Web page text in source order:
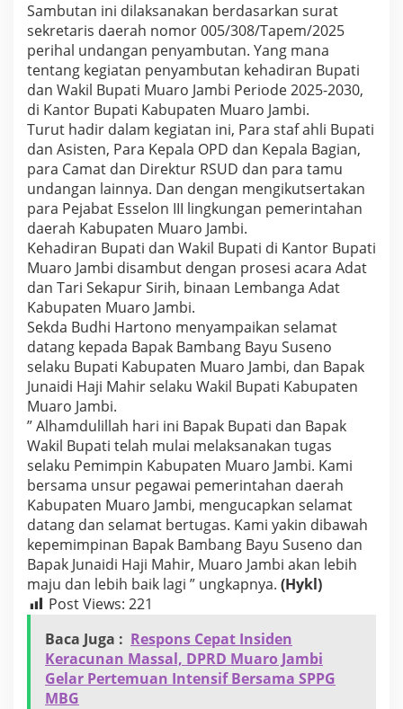
a
p
u
r
i
r
i
h
Sambutan ini dilaksanakan berdasarkan surat
sekretaris daerah nomor 005/308/Tapem/2025
perihal undangan penyambutan. Yang mana
tentang kegiatan penyambutan kehadiran Bupati
dan Wakil Bupati Muaro Jambi Periode 2025-2030,
di Kantor Bupati Kabupaten Muaro Jambi.
Turut hadir dalam kegiatan ini, Para staf ahli Bupati
dan Asisten, Para Kepala OPD dan Kepala Bagian,
para Camat dan Direktur RSUD dan para tamu
undangan lainnya. Dan dengan mengikutsertakan
para Pejabat Esselon III lingkungan pemerintahan
daerah Kabupaten Muaro Jambi.
Kehadiran Bupati dan Wakil Bupati di Kantor Bupati
Muaro Jambi disambut dengan prosesi acara Adat
dan Tari Sekapur Sirih, binaan Lembanga Adat
Kabupaten Muaro Jambi.
Sekda Budhi Hartono menyampaikan selamat
datang kepada Bapak Bambang Bayu Suseno
selaku Bupati Kabupaten Muaro Jambi, dan Bapak
Junaidi Haji Mahir selaku Wakil Bupati Kabupaten
Muaro Jambi.
” Alhamdulillah hari ini Bapak Bupati dan Bapak
Wakil Bupati telah mulai melaksanakan tugas
selaku Pemimpin Kabupaten Muaro Jambi. Kami
bersama unsur pegawai pemerintahan daerah
Kabupaten Muaro Jambi, mengucapkan selamat
datang dan selamat bertugas. Kami yakin dibawah
kepemimpinan Bapak Bambang Bayu Suseno dan
Bapak Junaidi Haji Mahir, Muaro Jambi akan lebih
maju dan lebih baik lagi ” ungkapnya. (Hykl)
Post Views: 221
Baca Juga : Respons Cepat Insiden
Keracunan Massal, DPRD Muaro Jambi
Gelar Pertemuan Intensif Bersama SPPG
MBG